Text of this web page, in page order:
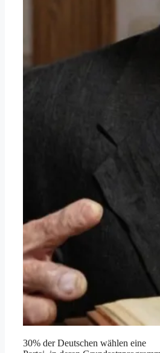
30% der Deutschen wählen eine